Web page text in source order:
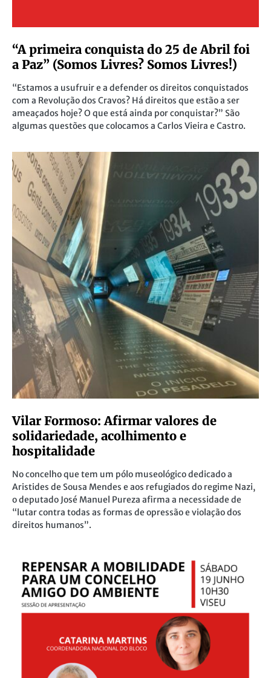
“A primeira conquista do 25 de Abril foi
a Paz” (Somos Livres? Somos Livres!)
“Estamos a usufruir e a defender os direitos conquistados
com a Revolução dos Cravos? Há direitos que estão a ser
ameaçados hoje? O que está ainda por conquistar?” São
algumas questões que colocamos a Carlos Vieira e Castro.
Vilar Formoso: Afirmar valores de
solidariedade, acolhimento e
hospitalidade
No concelho que tem um pólo museológico dedicado a
Aristides de Sousa Mendes e aos refugiados do regime Nazi,
o deputado José Manuel Pureza afirma a necessidade de
“lutar contra todas as formas de opressão e violação dos
direitos humanos”.